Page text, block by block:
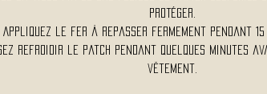
protéger.
Appliquez le fer à repasser fermement pendant 15
refroidir le patch pendant quelques minutes
vêtement.